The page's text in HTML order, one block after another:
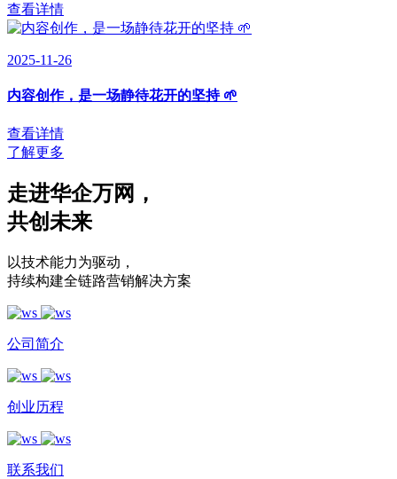
查看详情
2025-11-26
内容创作，是一场静待花开的坚持 🌱
查看详情
了解更多
走进华企万网 ，
共创未来
以技术能力为驱动 ，
持续构建全链路营销解决方案
公司简介
创业历程
联系我们